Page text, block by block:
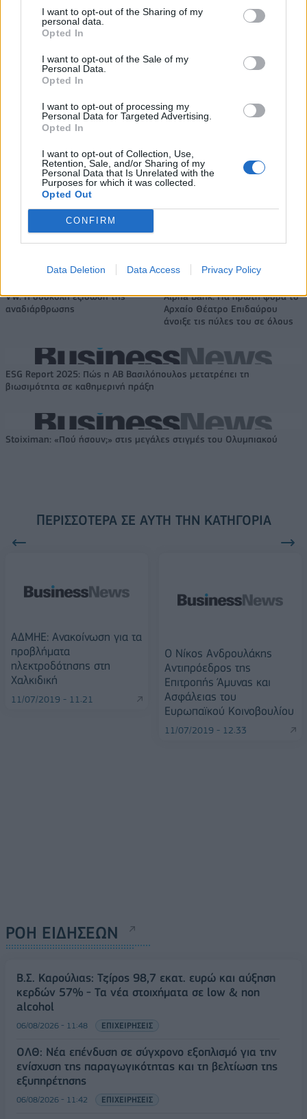
I want to opt-out of the Sharing of my
personal data.
Opted In
I want to opt-out of the Sale of my
Personal Data.
Opted In
I want to opt-out of processing my
Personal Data for Targeted Advertising.
Opted In
I want to opt-out of Collection, Use,
Retention, Sale, and/or Sharing of my
Personal Data that Is Unrelated with the
Purposes for which it was collected.
Opted Out
CONFIRM
Data Deletion Data Access Privacy Policy
Εθνική Νεανίδων: Στις 21:00
της Παρασκευής ο
προημιτελικός με τη Λιθουανία
Φίνιξ Σανς: «Έδεσαν» τον
Ντίλον Μπρουκς έως το 2030
ΥΠΕΘΟΟ: Νέες επενδύσεις 1 δισ. ευρώ ως το 2028 για την Ενέργεια
Novibet: Τριετής χρηματοδοτική
συμφωνία με την Alpha Bank,
ψήφος εμπιστοσύνης στην
αναπτυξιακή πορεία
Evergood: Άγγιξε τα 300 εκατ. ο
τζίρος- Στα 10 εκατ. ευρώ το
τίμημα για το 60% του
Η συμφωνία Arval-Athlon αναδιαμορφώνει την αγορά leasing
VW: Η δύσκολη εξίσωση της
αναδιάρθρωσης
Alpha Bank: Για πρώτη φορά το
Αρχαίο Θέατρο Επιδαύρου
άνοιξε τις πύλες του σε όλους
ESG Report 2025: Πώς η ΑΒ Βασιλόπουλος μετατρέπει τη
βιωσιμότητα σε καθημερινή πράξη
Stoiximan: «Πού ήσουν;» στις μεγάλες στιγμές του Ολυμπιακού
ΠΕΡΙΣΣΌΤΕΡΑ ΣΕ ΑΥΤΉ ΤΗΝ ΚΑΤΗΓΟΡΊΑ
ΑΔΜΗΕ: Ανακοίνωση για τα
προβλήματα
ηλεκτροδότησης στη
Χαλκιδική
11/07/2019 - 11:21
Ο Νίκος Ανδρουλάκης
Αντιπρόεδρος της
Επιτροπής Άμυνας και
Ασφάλειας του
Ευρωπαϊκού Κοινοβουλίου
11/07/2019 - 12:33
ΡΟΗ ΕΙΔΗΣΕΩΝ
Β.Σ. Καρούλιας: Τζίρος 98,7 εκατ. ευρώ και αύξηση
κερδών 57% - Τα νέα στοιχήματα σε low & non
alcohol
06/08/2026 - 11:48 ΕΠΙΧΕΙΡΗΣΕΙΣ
ΟΛΘ: Νέα επένδυση σε σύγχρονο εξοπλισμό για την
ενίσχυση της παραγωγικότητας και τη βελτίωση της
εξυπηρέτησης
06/08/2026 - 11:42 ΕΠΙΧΕΙΡΗΣΕΙΣ